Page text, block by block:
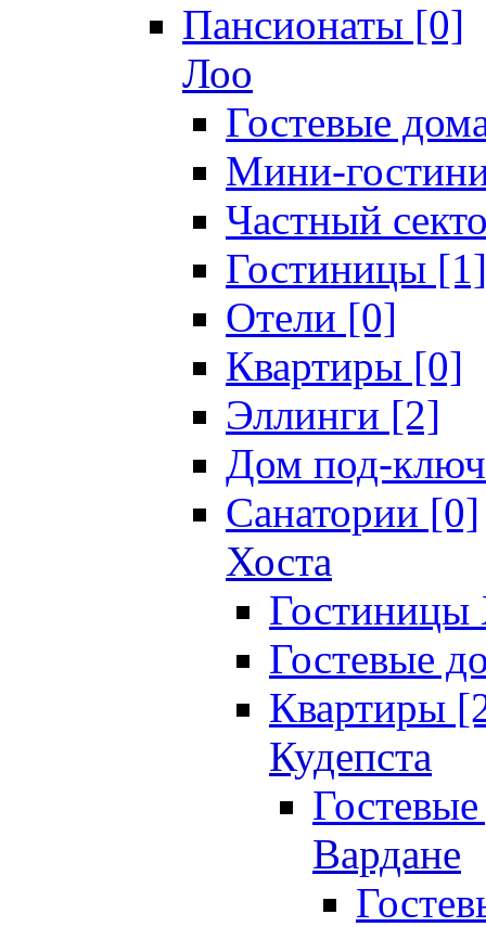
Пансионаты [0]
Лоо
Гостевые
Мини-
Частный
Гостиницы [1]
Отели [0]
Квартиры [0]
Эллинги [2]
Дом под-
Санатории [0]
Хоста
Гостевые
Квартиры
Кудепста
Вардане